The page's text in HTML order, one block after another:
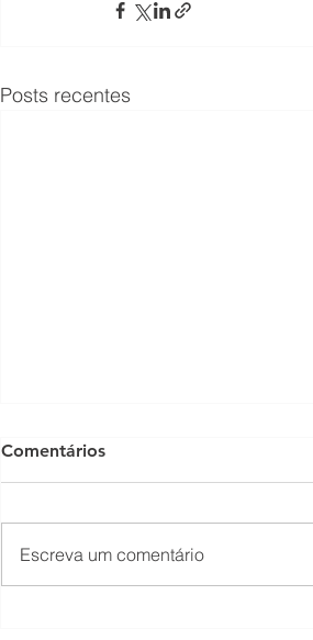
Posts recentes
Comentários
Escreva um comentário